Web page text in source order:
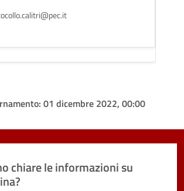
01 dicembre 2022, 00:00
chiare le informazioni su